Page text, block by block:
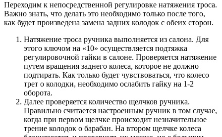
Переходим к непосредственной регулировке натяжения троса.
Важно знать, что делать это необходимо только после того,
как будет произведена замена задних колодок с обеих сторон.
Натяжение троса ручника выполняется из салона. Для
этого ключом на «10» осуществляется подтяжка
регулировочной гайки в салоне. Проверяется натяжение
путем вращения заднего колеса, которое не должно
подтирать. Как только будет чувствоваться, что колесо
трет о колодки, необходимо ослабить гайку на 1-2
оборота.
Далее проверяется количество щелчков ручника.
Правильно считается настроенным ручник в том случае,
когда при первом щелчке происходит незначительное
трение колодок о барабан. На втором щелчке колеса